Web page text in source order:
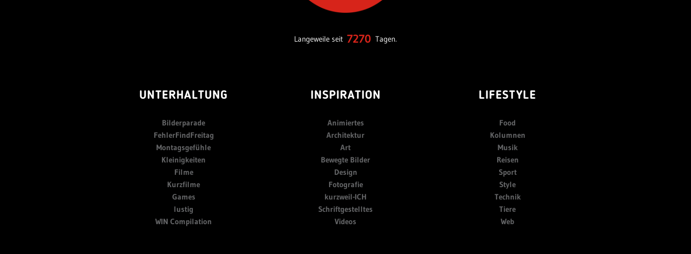
Langeweile seit 7270 Tagen.
UNTERHALTUNG
Bilderparade
FehlerFindFreitag
Montagsgefühle
Kleinigkeiten
Filme
Kurzfilme
Games
lustig
WIN Compilation
INSPIRATION
Animiertes
Architektur
Art
Bewegte Bilder
Design
Fotografie
kurzweil-ICH
Schriftgestelltes
Videos
LIFESTYLE
Food
Kolumnen
Musik
Reisen
Sport
Style
Technik
Tiere
Web